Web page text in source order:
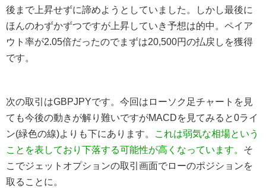
後まで上昇せずに諦めようとしていました。しかし最後に
ほんのわずかずつですが上昇していき予想は的中。ペイア
ウト率が2.05倍だったのでまずは20,500円の払戻しを獲得
です。
次の取引はGBPJPYです。今回はローソク足チャートを見
ても今後の動きが解り難いですがMACDを見てみると0ライ
ン(緑色の線)よりも下にあります。
これは弱気な相場という
ことを表しており下落する可能性が高くなっています。 そ
こでジェットオプションの取引画面でローのポジションを
取ることに。